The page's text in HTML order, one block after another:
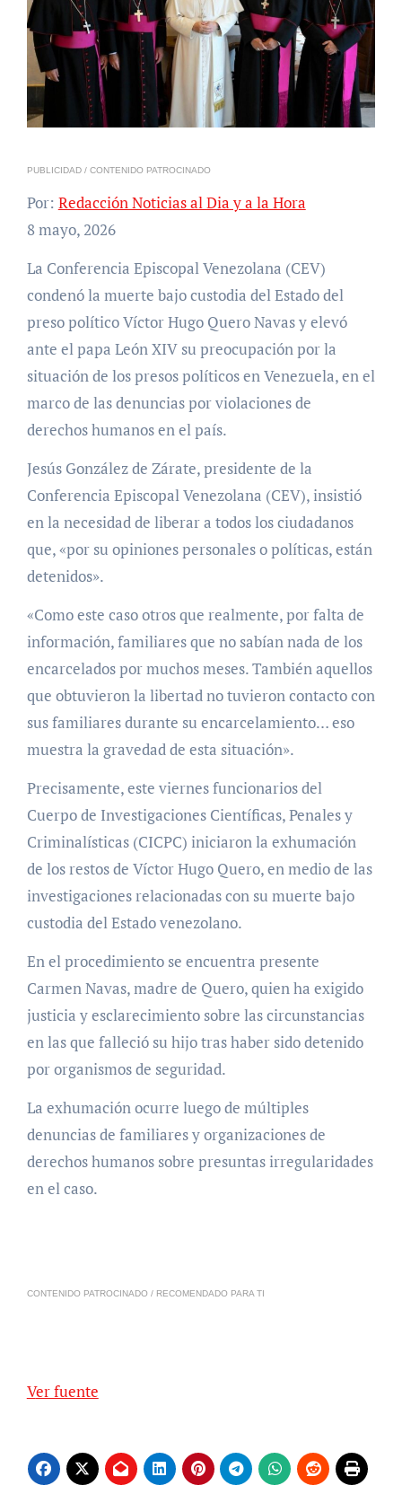
PUBLICIDAD / CONTENIDO PATROCINADO
Por: Redacción Noticias al Dia y a la Hora
8 mayo, 2026
La Conferencia Episcopal Venezolana (CEV)
condenó la muerte bajo custodia del Estado del
preso político Víctor Hugo Quero Navas y elevó
ante el papa León XIV su preocupación por la
situación de los presos políticos en Venezuela, en el
marco de las denuncias por violaciones de
derechos humanos en el país.
Jesús González de Zárate, presidente de la
Conferencia Episcopal Venezolana (CEV), insistió
en la necesidad de liberar a todos los ciudadanos
que, «por su opiniones personales o políticas, están
detenidos».
«Como este caso otros que realmente, por falta de
información, familiares que no sabían nada de los
encarcelados por muchos meses. También aquellos
que obtuvieron la libertad no tuvieron contacto con
sus familiares durante su encarcelamiento… eso
muestra la gravedad de esta situación».
Precisamente, este viernes funcionarios del
Cuerpo de Investigaciones Científicas, Penales y
Criminalísticas (CICPC) iniciaron la exhumación
de los restos de Víctor Hugo Quero, en medio de las
investigaciones relacionadas con su muerte bajo
custodia del Estado venezolano.
En el procedimiento se encuentra presente
Carmen Navas, madre de Quero, quien ha exigido
justicia y esclarecimiento sobre las circunstancias
en las que falleció su hijo tras haber sido detenido
por organismos de seguridad.
La exhumación ocurre luego de múltiples
denuncias de familiares y organizaciones de
derechos humanos sobre presuntas irregularidades
en el caso.
CONTENIDO PATROCINADO / RECOMENDADO PARA TI
Ver fuente